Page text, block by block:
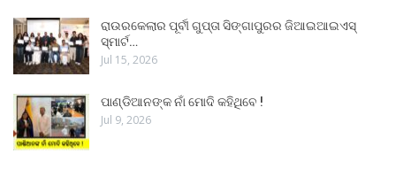
ରାଉରକେଲାର ପୂର୍ବୀ ଗୁପ୍ତା ସିଙ୍ଗାପୁରର ଜିଆଇଆଇଏସ୍
ସ୍ମାର୍ଟ…
Jul 15, 2026
ପାଣ୍ଡିଆନଙ୍କ ନାଁ ମୋଦି କହିଥିବେ !
Jul 9, 2026